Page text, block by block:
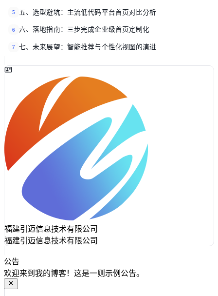
5 五、选型避坑：主流低代码平台首页对比分析
6 六、落地指南：三步完成企业级首页定制化
7 七、未来展望：智能推荐与个性化视图的演进
福建引迈信息技术有限公司
福建引迈信息技术有限公司
公告
欢迎来到我的博客！这是一则示例公告。